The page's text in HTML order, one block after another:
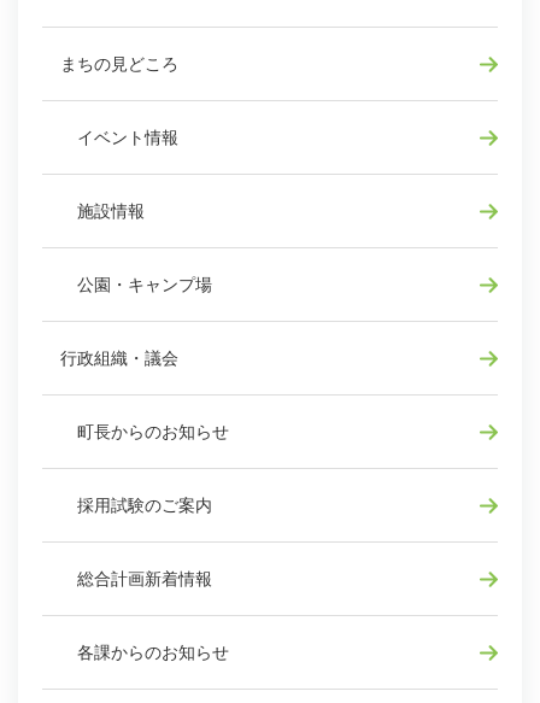
まちの見どころ
イベント情報
施設情報
公園・キャンプ場
行政組織・議会
町長からのお知らせ
採用試験のご案内
総合計画新着情報
各課からのお知らせ